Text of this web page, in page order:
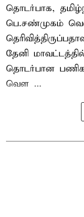
தொடர்பாக,
பெ.சண்முகம்
தேனி
தொடர்பான
வெள ...